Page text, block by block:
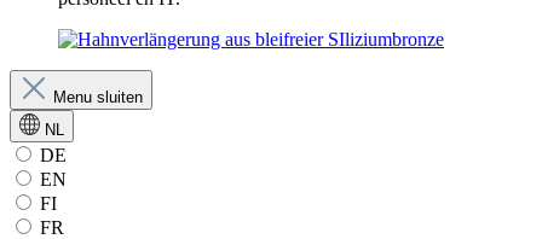
Menu sluiten
NL
DE
EN
FI
FR